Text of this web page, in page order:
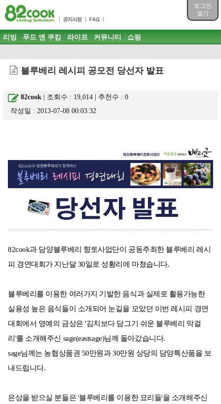
로그인
열기
목차
주메뉴 바로가기
컨텐츠 바로가기
검색 바로가기
로그인 바로가기
주메뉴
리빙 푸드 앤 쿠킹 라이프 커뮤니티 쇼핑
블루베리 레시피 공모전 당선자 발표
82cook | 조회수 : 19,014 | 추천수 :0
작성일 : 2013-07-08 00:03:32
82cook과 담양블루베리 향토사업단이 공동주최한 블루베리 레시
피 경연대회가 지난달 30일로 성황리에 마쳤습니다.
블루베리를 이용한 여러가지 기발한 음식과 실제로 활용가능한
실용성 높은 음식들이 소개되어 눈길을 모았던 이번 레시피 경연
대회에서 영예의 금상은 '김치보다 담그기 쉬운 블루베리 막걸
리'를 소개해주신 sage(eastsage)님께 돌아갔습니다.
sage님께는 농협상품권 50만원과 30만원 상당의 담양특산품을 보
내드립니다.
은상을 받으실 분들은 '블루베리를 이용한 요리들'을 소개해주신